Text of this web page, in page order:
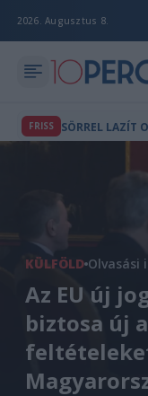
2026. Augusztus 8.
FRISS
KÜLFÖLD Olvasási
Az EU új
biztosa új